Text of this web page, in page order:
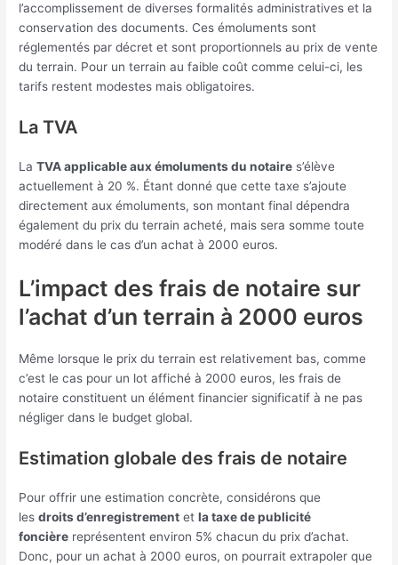
l’accomplissement de diverses formalités administratives et la
conservation des documents. Ces émoluments sont
réglementés par décret et sont proportionnels au prix de vente
du terrain. Pour un terrain au faible coût comme celui-ci, les
tarifs restent modestes mais obligatoires.
La TVA
LaTVA applicable aux émoluments du notaire s’élève
actuellement à 20 %. Étant donné que cette taxe s’ajoute
directement aux émoluments, son montant final dépendra
également du prix du terrain acheté, mais sera somme toute
modéré dans le cas d’un achat à 2000 euros.
L’impact des frais de notaire sur
l’achat d’un terrain à 2000 euros
Même lorsque le prix du terrain est relativement bas, comme
c’est le cas pour un lot affiché à 2000 euros, les frais de
notaire constituent un élément financier significatif à ne pas
négliger dans le budget global.
Estimation globale des frais de notaire
Pour offrir une estimation concrète, considérons que
lesdroits d’enregistrement etla taxe de publicité
foncière représentent environ 5% chacun du prix d’achat.
Donc, pour un achat à 2000 euros, on pourrait extrapoler que